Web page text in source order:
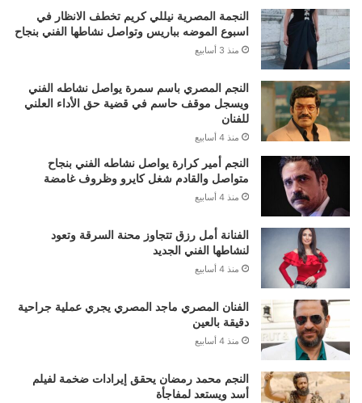
النجمة المصرية نيللي كريم تخطف الانظار في
اسبوع الموضه بباريس وتواصل نشاطها الفني بنجاح
منذ 3 أسابيع
النجم المصري باسم سمرة يواصل نشاطه الفني
ويسجل موقف حاسم في قضية حق الأداء العلني
للفنان
منذ 4 أسابيع
النجم أمير كرارة يواصل نشاطه الفني بنجاح
متواصل والقادم شغل كايرو وظروف غامضة
منذ 4 أسابيع
الفنانة أمل رزق تتجاوز محنة السرقة وتعود
لنشاطها الفني الجديد
منذ 4 أسابيع
الفنان المصري ماجد المصري يجري عملية جراحية
دقيقة بالعين
منذ 4 أسابيع
النجم محمد رمضان يحقق إيرادات ضخمة لفيلم
أسد ويستعد لمفاجأة